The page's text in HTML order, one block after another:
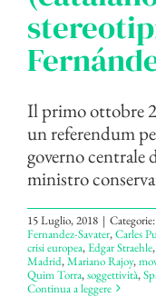
Il primo ottobre
un referendum
governo
ministro
15 Luglio, 2018 | Categorie:
Fernandez-Savater,Carles
crisi europea,Edgar Straehle,
Madrid,Mariano Rajoy,
Quim Torra,soggettività,
Continua a leggere